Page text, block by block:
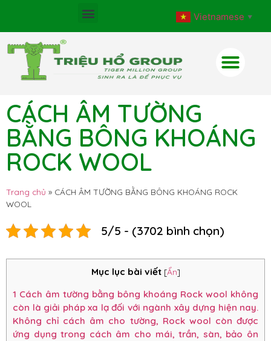
Vietnamese ▼
CÁCH ÂM TƯỜNG
BẰNG BÔNG KHOÁNG
ROCK WOOL
Trang chủ » CÁCH ÂM TƯỜNG BẰNG BÔNG KHOÁNG ROCK
WOOL
5/5 - (3702 bình chọn)
Mục lục bài viết [Ẩn]
1 Cách âm tường bằng bông khoáng Rock wool không
còn là giải pháp xa lạ đối với ngành xây dựng hiện nay.
Không chỉ cách âm cho tường, Rock wool còn được
ứng dụng trong cách âm cho mái, trần, sàn, bảo ôn